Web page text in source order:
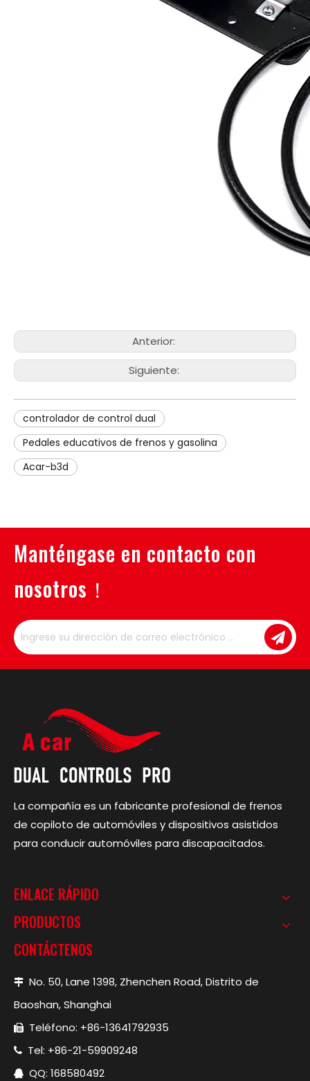
Anterior:
Siguiente:
controlador de control dual
Pedales educativos de frenos y gasolina
Acar-b3d
Manténgase en contacto con
nosotros！
La compañía es un fabricante profesional de frenos
de copiloto de automóviles y dispositivos asistidos
para conducir automóviles para discapacitados.
ENLACE RÁPIDO
PRODUCTOS
CONTÁCTENOS
 No. 50, Lane 1398, Zhenchen Road, Distrito de
Baoshan, Shanghai
 Teléfono: +86-13641792935
 Tel: +86-21-59909248
 QQ: 168580492